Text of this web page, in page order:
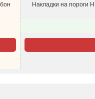
Накладки на пороги